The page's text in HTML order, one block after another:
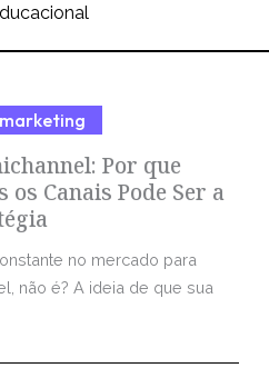
Por que
os Canais Pode Ser a
no mercado para
não é? A ideia de que sua